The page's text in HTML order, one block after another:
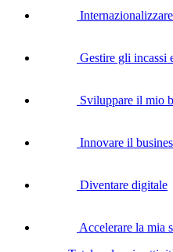
Gestire gli incassi
Sviluppare il mio
Innovare il
Diventare digitale
Accelerare la mia